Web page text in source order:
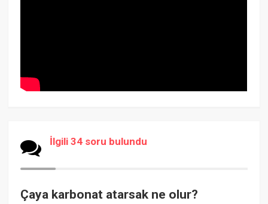
İlgili 34 soru bulundu
Çaya karbonat atarsak ne olur?